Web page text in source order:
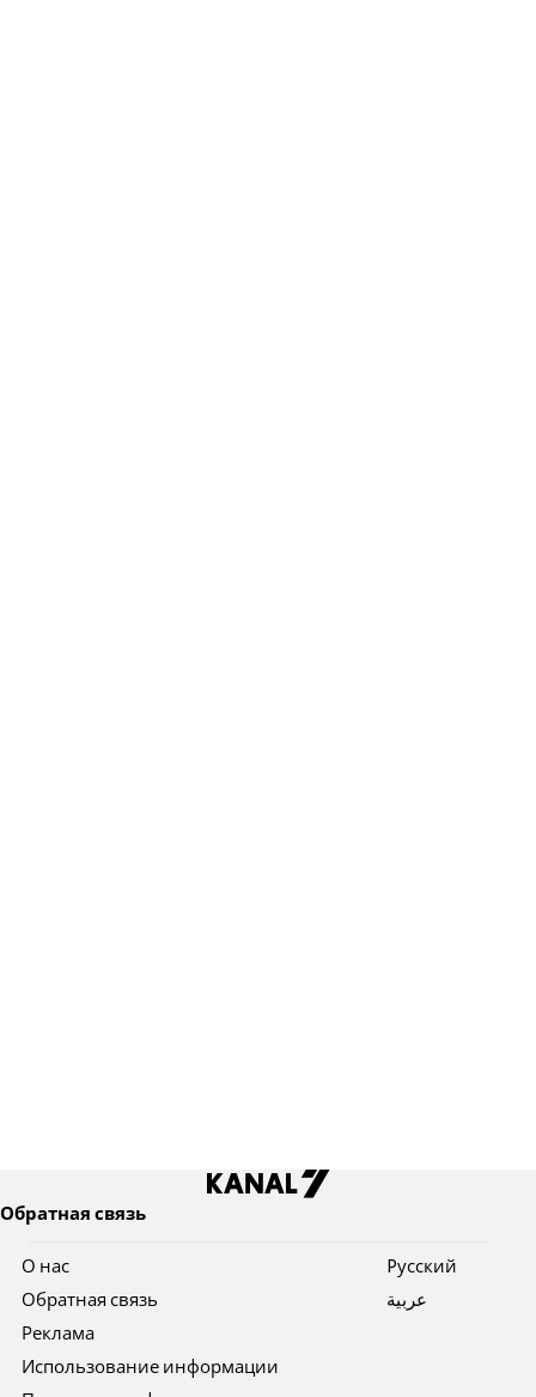
Обратная связь
О нас
Обратная связь
Реклама
Использование информации
Pусский
عربية